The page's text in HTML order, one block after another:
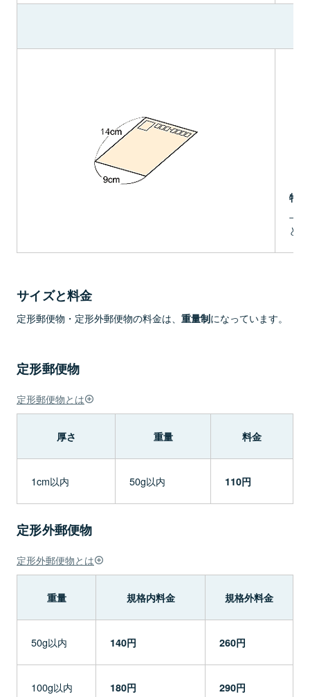
特例
と
サイズと料金
定形郵便物・定形外郵便物の料金は、 重量制になっています。
定形郵便物
定形郵便物とは
厚さ 重量 料金
1cm以内 50g以内 110円
定形外郵便物
定形外郵便物とは
重量 規格内料金 規格外料金
50g以内 140円 260円
100g以内 180円 290円